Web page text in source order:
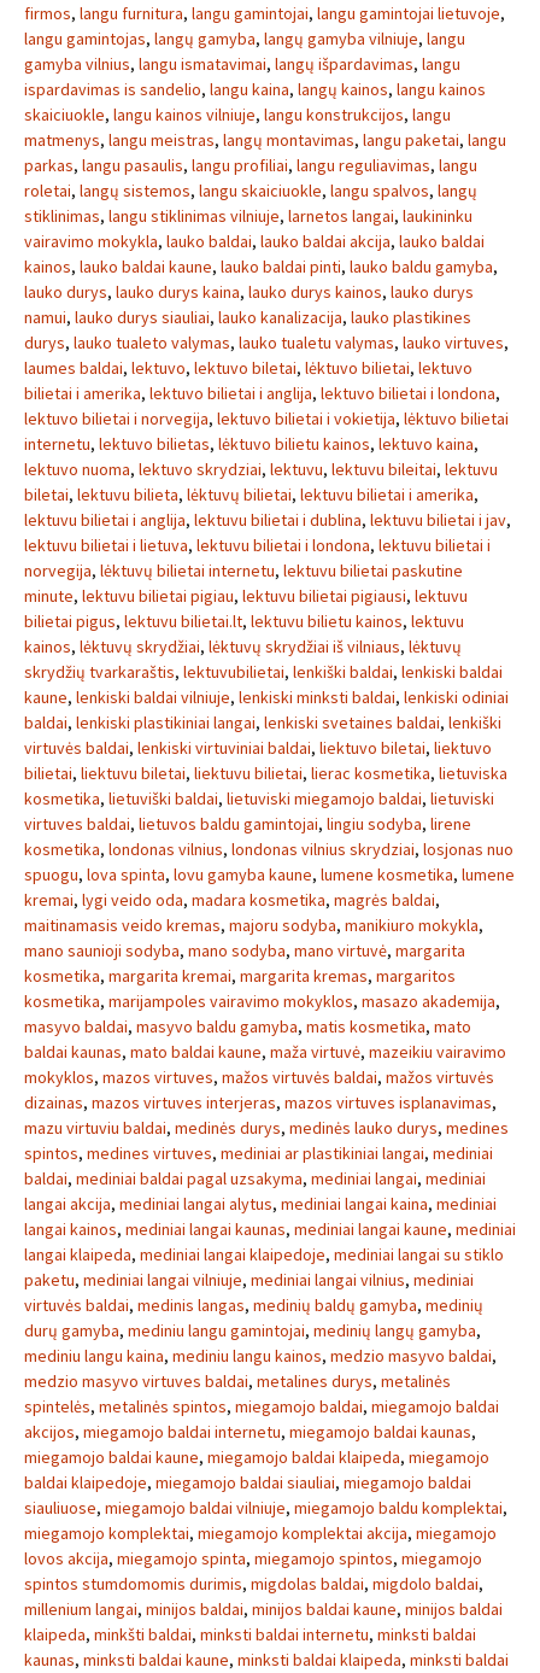
firmos, langu furnitura, langu gamintojai, langu gamintojai lietuvoje,
langu gamintojas, langų gamyba, langų gamyba vilniuje, langu
gamyba vilnius, langu ismatavimai, langų išpardavimas, langu
ispardavimas is sandelio, langu kaina, langų kainos, langu kainos
skaiciuokle, langu kainos vilniuje, langu konstrukcijos, langu
matmenys, langu meistras, langų montavimas, langu paketai, langu
parkas, langu pasaulis, langu profiliai, langu reguliavimas, langu
roletai, langų sistemos, langu skaiciuokle, langu spalvos, langų
stiklinimas, langu stiklinimas vilniuje, larnetos langai, laukininku
vairavimo mokykla, lauko baldai, lauko baldai akcija, lauko baldai
kainos, lauko baldai kaune, lauko baldai pinti, lauko baldu gamyba,
lauko durys, lauko durys kaina, lauko durys kainos, lauko durys
namui, lauko durys siauliai, lauko kanalizacija, lauko plastikines
durys, lauko tualeto valymas, lauko tualetu valymas, lauko virtuves,
laumes baldai, lektuvo, lektuvo biletai, lėktuvo bilietai, lektuvo
bilietai i amerika, lektuvo bilietai i anglija, lektuvo bilietai i londona,
lektuvo bilietai i norvegija, lektuvo bilietai i vokietija, lėktuvo bilietai
internetu, lektuvo bilietas, lėktuvo bilietu kainos, lektuvo kaina,
lektuvo nuoma, lektuvo skrydziai, lektuvu, lektuvu bileitai, lektuvu
biletai, lektuvu bilieta, lėktuvų bilietai, lektuvu bilietai i amerika,
lektuvu bilietai i anglija, lektuvu bilietai i dublina, lektuvu bilietai i jav,
lektuvu bilietai i lietuva, lektuvu bilietai i londona, lektuvu bilietai i
norvegija, lėktuvų bilietai internetu, lektuvu bilietai paskutine
minute, lektuvu bilietai pigiau, lektuvu bilietai pigiausi, lektuvu
bilietai pigus, lektuvu bilietai.lt, lektuvu bilietu kainos, lektuvu
kainos, lėktuvų skrydžiai, lėktuvų skrydžiai iš vilniaus, lėktuvų
skrydžių tvarkaraštis, lektuvubilietai, lenkiški baldai, lenkiski baldai
kaune, lenkiski baldai vilniuje, lenkiski minksti baldai, lenkiski odiniai
baldai, lenkiski plastikiniai langai, lenkiski svetaines baldai, lenkiški
virtuvės baldai, lenkiski virtuviniai baldai, liektuvo biletai, liektuvo
bilietai, liektuvu biletai, liektuvu bilietai, lierac kosmetika, lietuviska
kosmetika, lietuviški baldai, lietuviski miegamojo baldai, lietuviski
virtuves baldai, lietuvos baldu gamintojai, lingiu sodyba, lirene
kosmetika, londonas vilnius, londonas vilnius skrydziai, losjonas nuo
spuogu, lova spinta, lovu gamyba kaune, lumene kosmetika, lumene
kremai, lygi veido oda, madara kosmetika, magrės baldai,
maitinamasis veido kremas, majoru sodyba, manikiuro mokykla,
mano saunioji sodyba, mano sodyba, mano virtuvė, margarita
kosmetika, margarita kremai, margarita kremas, margaritos
kosmetika, marijampoles vairavimo mokyklos, masazo akademija,
masyvo baldai, masyvo baldu gamyba, matis kosmetika, mato
baldai kaunas, mato baldai kaune, maža virtuvė, mazeikiu vairavimo
mokyklos, mazos virtuves, mažos virtuvės baldai, mažos virtuvės
dizainas, mazos virtuves interjeras, mazos virtuves isplanavimas,
mazu virtuviu baldai, medinės durys, medinės lauko durys, medines
spintos, medines virtuves, mediniai ar plastikiniai langai, mediniai
baldai, mediniai baldai pagal uzsakyma, mediniai langai, mediniai
langai akcija, mediniai langai alytus, mediniai langai kaina, mediniai
langai kainos, mediniai langai kaunas, mediniai langai kaune, mediniai
langai klaipeda, mediniai langai klaipedoje, mediniai langai su stiklo
paketu, mediniai langai vilniuje, mediniai langai vilnius, mediniai
virtuvės baldai, medinis langas, medinių baldų gamyba, medinių
durų gamyba, mediniu langu gamintojai, medinių langų gamyba,
mediniu langu kaina, mediniu langu kainos, medzio masyvo baldai,
medzio masyvo virtuves baldai, metalines durys, metalinės
spintelės, metalinės spintos, miegamojo baldai, miegamojo baldai
akcijos, miegamojo baldai internetu, miegamojo baldai kaunas,
miegamojo baldai kaune, miegamojo baldai klaipeda, miegamojo
baldai klaipedoje, miegamojo baldai siauliai, miegamojo baldai
siauliuose, miegamojo baldai vilniuje, miegamojo baldu komplektai,
miegamojo komplektai, miegamojo komplektai akcija, miegamojo
lovos akcija, miegamojo spinta, miegamojo spintos, miegamojo
spintos stumdomomis durimis, migdolas baldai, migdolo baldai,
millenium langai, minijos baldai, minijos baldai kaune, minijos baldai
klaipeda, minkšti baldai, minksti baldai internetu, minksti baldai
kaunas, minksti baldai kaune, minksti baldai klaipeda, minksti baldai